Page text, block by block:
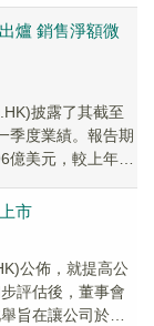
爐 銷售淨額微
披露了其截至
季度業績。報告期
美元，較上年同
市
公佈，就提高公
評估後，董事會
旨在讓公司於香